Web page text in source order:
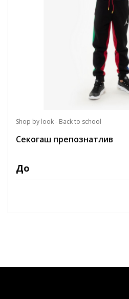
Shop by look - Back to school
Секогаш препознатлив
До